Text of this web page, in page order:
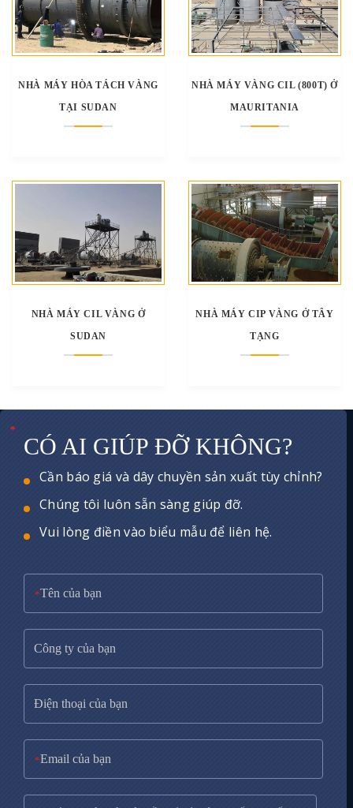
NHÀ MÁY HÒA TÁCH VÀNG
TẠI SUDAN
NHÀ MÁY VÀNG CIL (800T) Ở
MAURITANIA
NHÀ MÁY CIL VÀNG Ở
SUDAN
NHÀ MÁY CIP VÀNG Ở TÂY
TẠNG
CÓ AI GIÚP ĐỠ KHÔNG?
Cần báo giá và dây chuyền sản xuất tùy chỉnh?
Chúng tôi luôn sẵn sàng giúp đỡ.
Vui lòng điền vào biểu mẫu để liên hệ.
*
*
*
*
*